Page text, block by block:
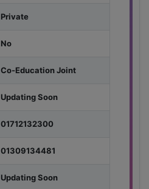
Private
No
Co-Education Joint
Updating Soon
01712132300
01309134481
Updating Soon